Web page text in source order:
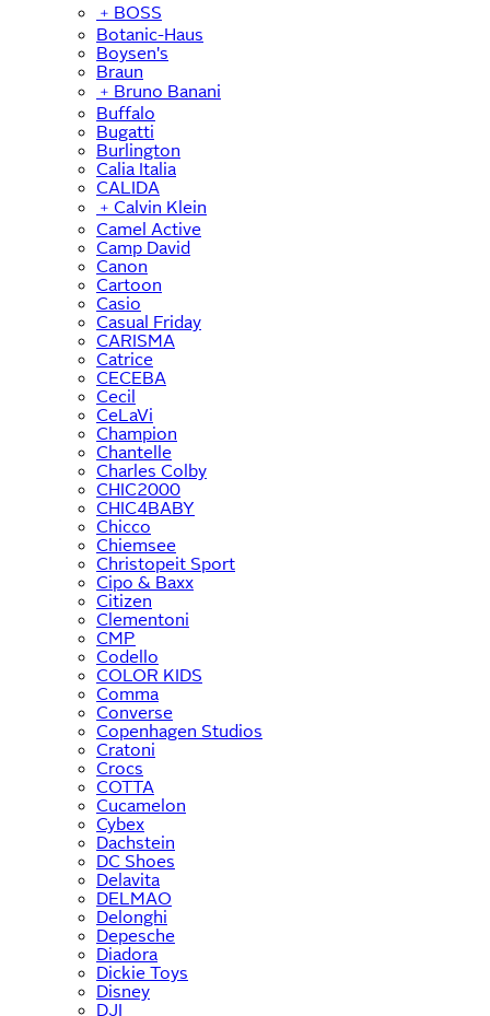
﹢ BOSS
Botanic-Haus
Boysen's
Braun
﹢ Bruno Banani
Buffalo
Bugatti
Burlington
Calia Italia
CALIDA
﹢ Calvin Klein
Camel Active
Camp David
Canon
Cartoon
Casio
Casual Friday
CARISMA
Catrice
CECEBA
Cecil
CeLaVi
Champion
Chantelle
Charles Colby
CHIC2000
CHIC4BABY
Chicco
Chiemsee
Christopeit Sport
Cipo & Baxx
Citizen
Clementoni
CMP
Codello
COLOR KIDS
Comma
Converse
Copenhagen Studios
Cratoni
Crocs
COTTA
Cucamelon
Cybex
Dachstein
DC Shoes
Delavita
DELMAO
Delonghi
Depesche
Diadora
Dickie Toys
Disney
DJI